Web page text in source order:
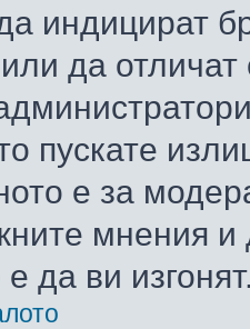
индицират
да
пускате
е за
мнения
да ви